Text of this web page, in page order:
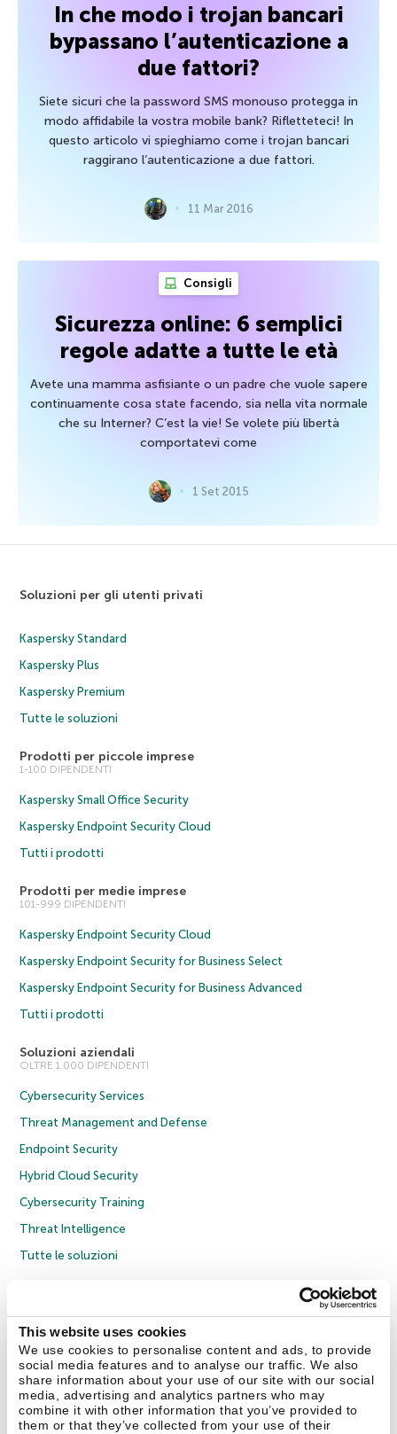
This website uses cookies
We use cookies to personalise content and ads, to provide
social media features and to analyse our traffic. We also
share information about your use of our site with our social
media, advertising and analytics partners who may
combine it with other information that you’ve provided to
them or that they’ve collected from your use of their
In che modo i trojan bancari
bypassano l’autenticazione a
due fattori?
Siete sicuri che la password SMS monouso protegga in
modo affidabile la vostra mobile bank? Rifletteteci! In
questo articolo vi spieghiamo come i trojan bancari
raggirano l’autenticazione a due fattori.
11 Mar 2016
Consigli
Sicurezza online: 6 semplici
regole adatte a tutte le età
Avete una mamma asfisiante o un padre che vuole sapere
continuamente cosa state facendo, sia nella vita normale
che su Interner? C’est la vie! Se volete più libertà
comportatevi come
1 Set 2015
Soluzioni per gli utenti privati
Kaspersky Standard
Kaspersky Plus
Kaspersky Premium
Tutte le soluzioni
Prodotti per piccole imprese
1-100 DIPENDENTI
Kaspersky Small Office Security
Kaspersky Endpoint Security Cloud
Tutti i prodotti
Prodotti per medie imprese
101-999 DIPENDENTI
Kaspersky Endpoint Security Cloud
Kaspersky Endpoint Security for Business Select
Kaspersky Endpoint Security for Business Advanced
Tutti i prodotti
Soluzioni aziendali
OLTRE 1.000 DIPENDENTI
Cybersecurity Services
Threat Management and Defense
Endpoint Security
Hybrid Cloud Security
Cybersecurity Training
Threat Intelligence
Tutte le soluzioni
Informativa sulla privacy
Cookies
Contatti Chi siamo Partner Blog Centro risorse Comunicati stampa
Securelist Eugene Personal Blog Encyclopedia